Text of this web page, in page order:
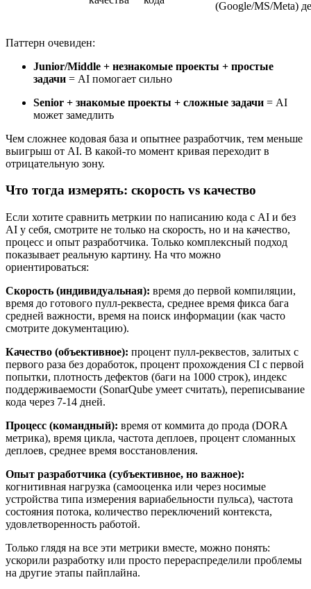
(Google/MS/Meta)
Паттерн очевиден:
Junior/Middle + незнакомые проекты + простые
задачи = AI помогает сильно
Senior + знакомые проекты + сложные задачи = AI
может замедлить
Чем сложнее кодовая база и опытнее разработчик, тем меньше
выигрыш от AI. В какой-то момент кривая переходит в
отрицательную зону.
Что тогда измерять: скорость vs качество
Если хотите сравнить метркии по написанию кода с AI и без
AI у себя, смотрите не только на скорость, но и на качество,
процесс и опыт разработчика. Только комплексный подход
показывает реальную картину. На что можно
ориентироваться:
Скорость (индивидуальная): время до первой компиляции,
время до готового пулл-реквеста, среднее время фикса бага
средней важности, время на поиск информации (как часто
смотрите документацию).
Качество (объективное): процент пулл-реквестов, залитых с
первого раза без доработок, процент прохождения CI с первой
попытки, плотность дефектов (баги на 1000 строк), индекс
поддерживаемости (SonarQube умеет считать), переписывание
кода через 7-14 дней.
Процесс (командный): время от коммита до прода (DORA
метрика), время цикла, частота деплоев, процент сломанных
деплоев, среднее время восстановления.
Опыт разработчика (субъективное, но важное):
когнитивная нагрузка (самооценка или через носимые
устройства типа измерения вариабельности пульса), частота
состояния потока, количество переключений контекста,
удовлетворенность работой.
Только глядя на все эти метрики вместе, можно понять:
ускорили разработку или просто перераспределили проблемы
на другие этапы пайплайна.